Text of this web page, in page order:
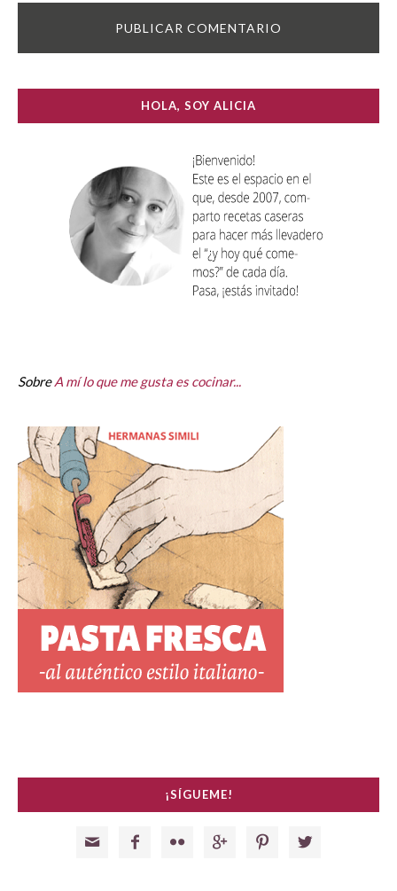
HOLA, SOY ALICIA
SobreA mí lo que me gusta es cocinar...
¡SÍGUEME!
     